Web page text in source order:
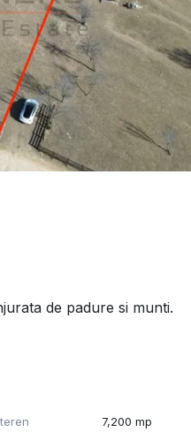
de padure si munti.
7,200 mp